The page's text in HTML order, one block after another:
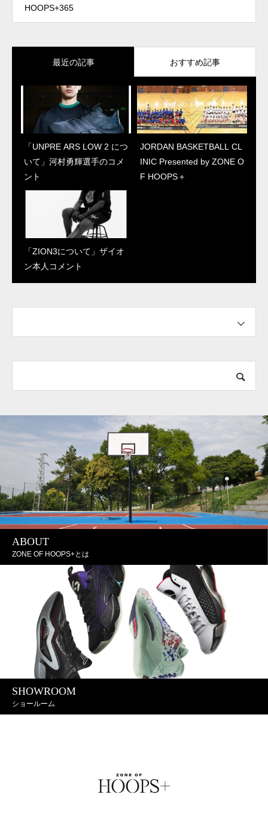
HOOPS+365
最近の記事 おすすめ記事
「UNPRE ARS LOW 2 につ
いて」河村勇輝選手のコメ
ント
JORDAN BASKETBALL CL
INIC Presented by ZONE O
F HOOPS＋
「ZION3について」ザイオ
ン本人コメント
“ジェイソン・テイタム初の
シグネチャーシューズ”
「テイタム 1について」本
人コメント
「UNPRE ARS LOW 2 につ
いて」河村勇輝選手のコメ
ント
「ZION3について」ザイオ
ン本人コメント
ABOUT
ZONE OF HOOPS+とは
SHOWROOM
ショールーム